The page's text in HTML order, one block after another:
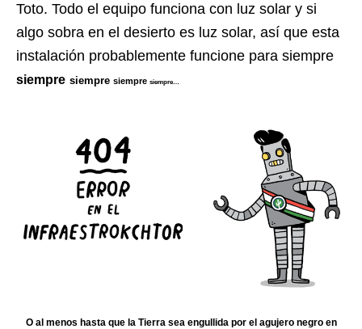
Toto. Todo el equipo funciona con luz solar y si
algo sobra en el desierto es luz solar, así que esta
instalación probablemente funcione para siempre
siempre siempre siempre siempre…
O al menos hasta que la Tierra sea engullida por el agujero negro en